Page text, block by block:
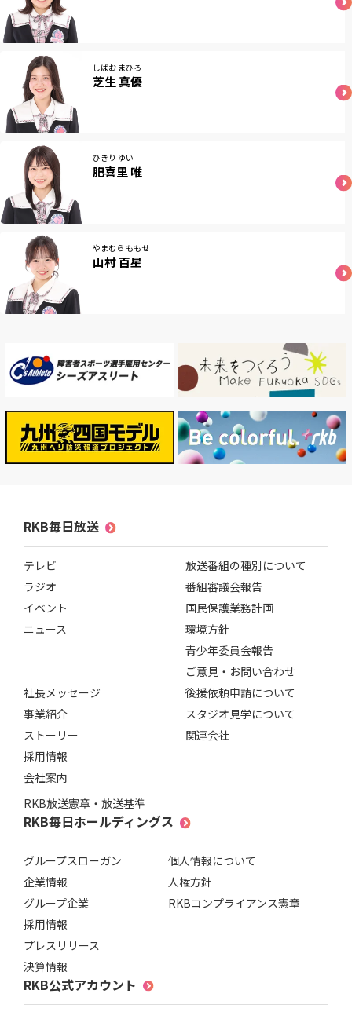
しばお まひろ
芝生 真優
ひきり ゆい
肥喜里 唯
やまむら ももせ
山村 百星
RKB毎日放送
テレビ
ラジオ
イベント
ニュース
社長メッセージ
事業紹介
ストーリー
採用情報
会社案内
RKB放送憲章・放送基準
放送番組の種別について
番組審議会報告
国民保護業務計画
環境方針
青少年委員会報告
ご意見・お問い合わせ
後援依頼申請について
スタジオ見学について
関連会社
RKB毎日ホールディングス
グループスローガン
企業情報
グループ企業
採用情報
プレスリリース
決算情報
個人情報について
人権方針
RKBコンプライアンス憲章
RKB公式アカウント